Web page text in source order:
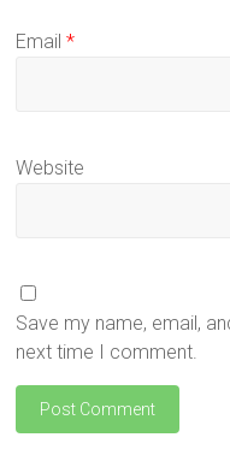
Email*
Website
Save my name, email,
next time I comment.